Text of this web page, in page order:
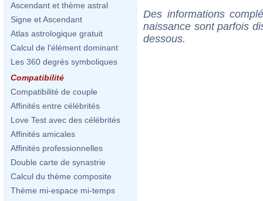
Ascendant et thème astral
Signe et Ascendant
Atlas astrologique gratuit
Calcul de l'élément dominant
Les 360 degrés symboliques
Compatibilité
Compatibilité de couple
Affinités entre célébrités
Love Test avec des célébrités
Affinités amicales
Affinités professionnelles
Double carte de synastrie
Calcul du thème composite
Thème mi-espace mi-temps
Des informations
naissance sont parfois
dessous.